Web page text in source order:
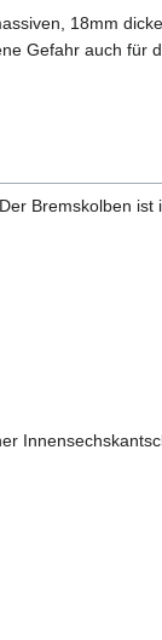
18mm
Gefahr auch für
Bremskolben ist